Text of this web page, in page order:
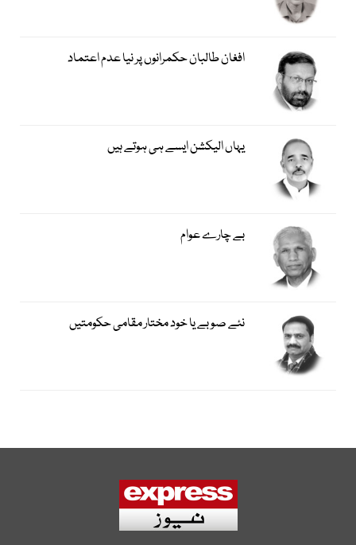
افغان طالبان حکمرانوں پر نیا عدم اعتماد
یہاں الیکشن ایسے ہی ہوتے ہیں
بے چارے عوام
نئے صوبے یا خود مختار مقامی حکومتیں